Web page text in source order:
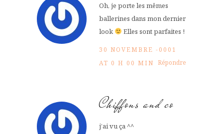
Oh, je porte les mêmes
ballerines dans mon dernier
look
Elles sont parfaites !
30 NOVEMBRE -0001
AT 0 H 00 MIN Répondre
Chiffons and co
j’ai vu ça ^^